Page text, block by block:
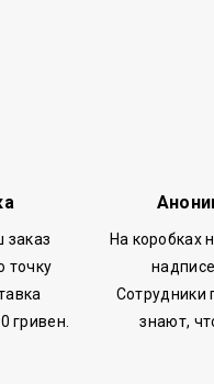
заказ
точку
гривен.
На коробках
Сотрудники
знают,